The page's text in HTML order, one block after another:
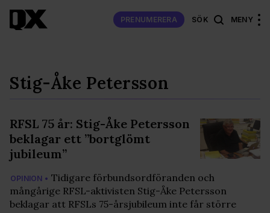
PRENUMERERA SÖK MENY
Stig-Åke Petersson
RFSL 75 år: Stig-Åke Petersson
beklagar ett ”bortglömt
jubileum”
OPINION • Tidigare förbundsordföranden och
mångårige RFSL-aktivisten Stig-Åke Petersson
beklagar att RFSLs 75-årsjubileum inte får större